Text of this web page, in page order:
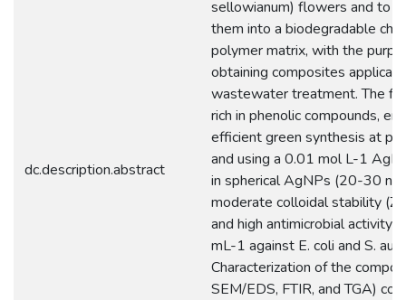
dc.description.abstract
sellowianum) flowers and to
them into a biodegradable
polymer matrix, with the
obtaining composites
wastewater treatment. The
rich in phenolic compounds,
efficient green synthesis at
and using a 0.01 mol L-1
in spherical AgNPs (20-30
moderate colloidal stability
and high antimicrobial activity
mL-1 against E. coli and S.
Characterization of the
SEM/EDS, FTIR, and TGA)